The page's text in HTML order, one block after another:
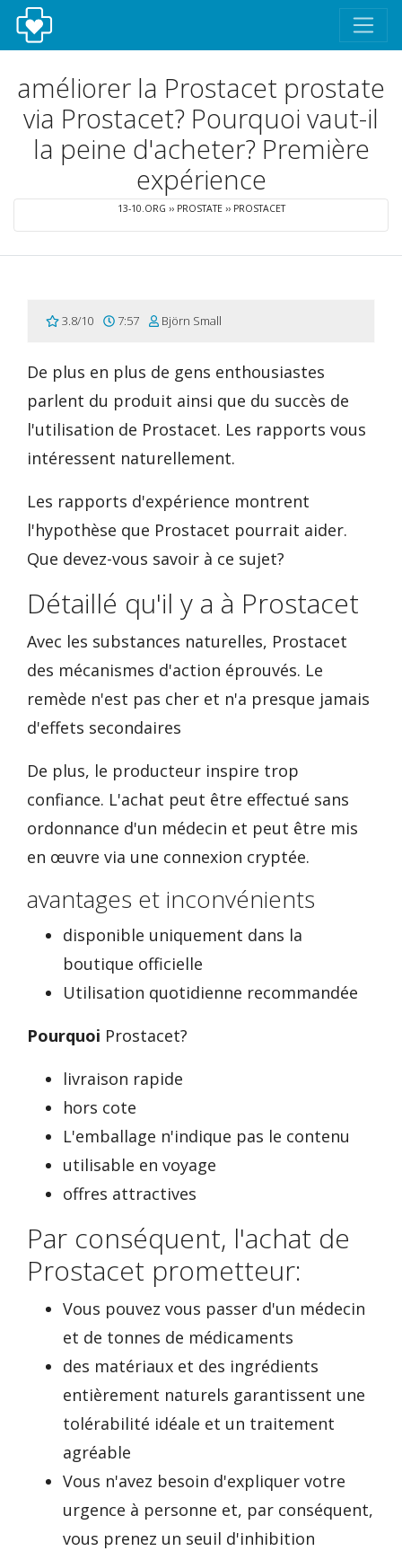
améliorer la Prostacet prostate
via Prostacet? Pourquoi vaut-il
la peine d'acheter? Première
expérience
13-10.ORG ›› PROSTATE ›› PROSTACET
3.8/10 7:57 Björn Small
De plus en plus de gens enthousiastes
parlent du produit ainsi que du succès de
l'utilisation de Prostacet. Les rapports vous
intéressent naturellement.
Les rapports d'expérience montrent
l'hypothèse que Prostacet pourrait aider.
Que devez-vous savoir à ce sujet?
Détaillé qu'il y a à Prostacet
Avec les substances naturelles, Prostacet
des mécanismes d'action éprouvés. Le
remède n'est pas cher et n'a presque jamais
d'effets secondaires
De plus, le producteur inspire trop
confiance. L'achat peut être effectué sans
ordonnance d'un médecin et peut être mis
en œuvre via une connexion cryptée.
avantages et inconvénients
disponible uniquement dans la
boutique officielle
Utilisation quotidienne recommandée
Pourquoi Prostacet?
livraison rapide
hors cote
L'emballage n'indique pas le contenu
utilisable en voyage
offres attractives
Par conséquent, l'achat de
Prostacet prometteur:
Vous pouvez vous passer d'un médecin
et de tonnes de médicaments
des matériaux et des ingrédients
entièrement naturels garantissent une
tolérabilité idéale et un traitement
agréable
Vous n'avez besoin d'expliquer votre
urgence à personne et, par conséquent,
vous prenez un seuil d'inhibition